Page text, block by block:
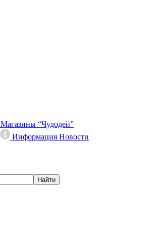
Магазины “Чудодей”
ИнформацияНовости
Найти